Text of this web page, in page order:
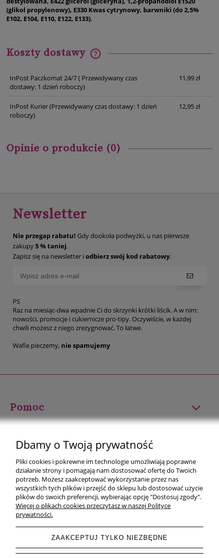
(glikol propylenowy), E330 Kwas cytrynowy, barwniki (do 2,5%
E102, E104, E110, E122, E133).
Koszty dostawy
InPost Paczkomat 24/7( Przewidywany czas
dostawy: 1 dzień roboczy)
11,99 zł
InPost Kurier(Przewidywany czas dostawy: 1 dzień
roboczy)
12,95 zł
Opinie o produkcie (0)
Newsletter
Nie przegap rabatu! Gdy dookoła podwyżki, u nas pierwsze
zakupy5 % taniej.
Zapisz się na newsletter i odbierz swój kod rabatowy.
PS
Raz na miesiąc-dwa wpadnie Ci do skrzynki krótki liścik. A w nim:
nowości, promocje i cukiernicze pro-tipy. Oczywiście, w każdej
chwili możesz z niego zrezygnować. To łatwe.
Wafle pieczemy, nie spamujemy
Pomoc
Płatności i dostawa
Informacje
O nas
pokaż pełną wersję strony
Dbamy o Twoją prywatność
Pliki cookies i pokrewne im technologie umożliwiają poprawne
działanie strony i pomagają nam dostosować ofertę do Twoich
potrzeb. Możesz zaakceptować wykorzystanie przez nas
wszystkich tych plików i przejść do sklepu lub dostosować użycie
plików do swoich preferencji, wybierając opcję "Dostosuj zgody".
Więcej o plikach cookies przeczytasz w naszej Polityce
prywatności.
ZAAKCEPTUJ TYLKO NIEZBĘDNE